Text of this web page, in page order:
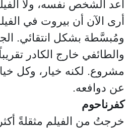
أعد الشخص نفسه، ولا
أرى الآن أن بيروت في
ومُبسَّطة بشكل انتقائي.
والطائفي خارج الكادر
مشروع. لكنه خيار، وكل
عن دوافعه.
كفرناحوم
خرجتُ من الفيلم مثقلةً